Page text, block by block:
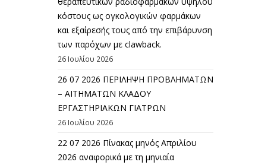
κόστους ως ογκολογικών φαρμάκων
και εξαίρεσής τους από την επιβάρυνση
των παρόχων με clawback.
26 Ιουλίου 2026
26 07 2026 ΠΕΡΙΛΗΨΗ ΠΡΟΒΛΗΜΑΤΩΝ
– ΑΙΤΗΜΑΤΩΝ ΚΛΑΔΟΥ
ΕΡΓΑΣΤΗΡΙΑΚΩΝ ΓΙΑΤΡΩΝ
26 Ιουλίου 2026
22 07 2026 Πίνακας μηνός Απριλίου
2026 αναφορικά με τη μηνιαία